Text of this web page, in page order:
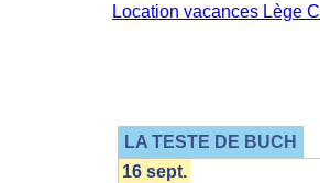
LA TESTE DE BUCH
16 sept.